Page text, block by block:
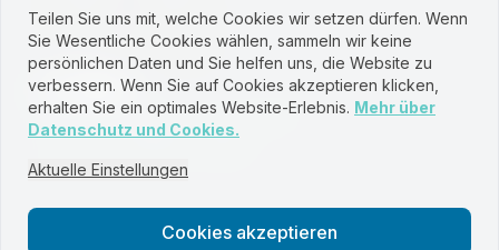
© WBM Staalservice centrum 2026
Teilen Sie uns mit, welche Cookies wir setzen dürfen. Wenn
Sie Wesentliche Cookies wählen, sammeln wir keine
persönlichen Daten und Sie helfen uns, die Website zu
verbessern. Wenn Sie auf Cookies akzeptieren klicken,
erhalten Sie ein optimales Website-Erlebnis. Mehr über
Datenschutz und Cookies.
Aktuelle Einstellungen
Cookies akzeptieren